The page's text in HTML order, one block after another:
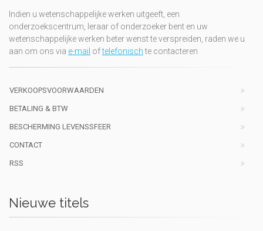
Indien u wetenschappelijke werken uitgeeft, een
onderzoekscentrum, leraar of onderzoeker bent en uw
wetenschappelijke werken beter wenst te verspreiden, raden we u
aan om ons via e-mail oftelefonischte contacteren
VERKOOPSVOORWAARDEN
BETALING & BTW
BESCHERMING LEVENSSFEER
CONTACT
RSS
Nieuwe titels